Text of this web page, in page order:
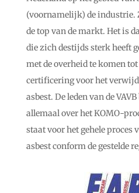
(voornamelijk) de industrie.
de top van de markt. Het is
die zich destijds sterk heeft
met de overheid te komen
certificering voor het
asbest. De leden van de
allemaal over het KOMO-
staat voor het gehele proces
asbest conform de gestelde